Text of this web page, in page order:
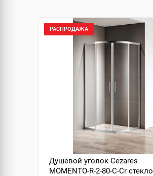
РАСПРОДАЖА
Душевой уголок Cezares
MOMENTO-R-2-80-C-Cr стекло